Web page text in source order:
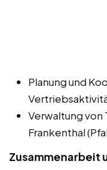
Planung und
Verwaltung von
Frankenthal
Zusammenarbeit